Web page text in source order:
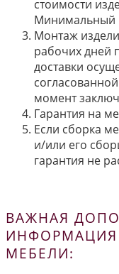
стоимости
Минимальный
Монтаж
рабочих дней
доставки
момент
Гарантия на
Если сборка
и/или его
гарантия не
ВАЖНАЯ
ИНФОРМАЦИЯ
МЕБЕЛИ: